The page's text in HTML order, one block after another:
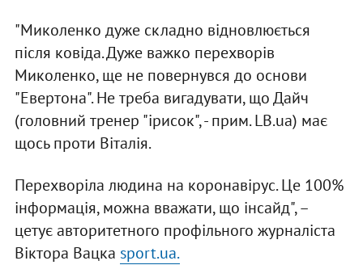
"Миколенко дуже складно відновлюється
після ковіда. Дуже важко перехворів
Миколенко, ще не повернувся до основи
"Евертона". Не треба вигадувати, що Дайч
(головний тренер "ірисок", - прим. LB.ua) має
щось проти Віталія.
Перехворіла людина на коронавірус. Це 100%
інформація, можна вважати, що інсайд", –
цетує авторитетного профільного журналіста
Віктора Вацка sport.ua.